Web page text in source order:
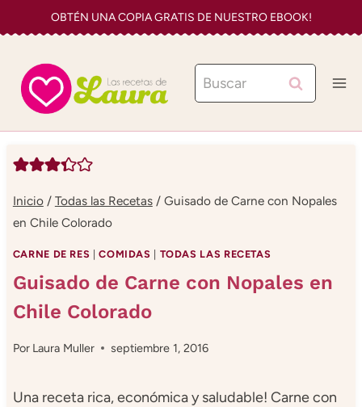
al
contenido
OBTÉN UNA COPIA GRATIS DE NUESTRO EBOOK!
Buscar:
Inicio / Todas las Recetas / Guisado de Carne con Nopales
en Chile Colorado
CARNE DE RES |COMIDAS TODAS LAS RECETAS
Guisado de Carne con Nopales en
Chile Colorado
Por Laura Muller septiembre 1, 2016
Una receta rica, económica y saludable! Carne con